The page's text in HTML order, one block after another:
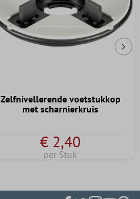
Zelfnivellerende voetstukkop
met scharnierkruis
€ 2,40
per Stuk